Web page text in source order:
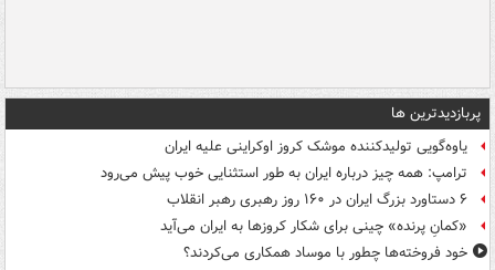
پربازدیدترین ها
یاوه‌گویی تولیدکننده موشک کروز اوکراینی علیه ایران
ترامپ: همه چیز درباره ایران به طور استثنایی خوب پیش می‌رود
۶ دستاورد بزرگ ایران در ۱۶۰ روز رهبری رهبر انقلاب
«کمانِ پرنده» چینی برای شکار کروزها به ایران می‌آید
خود فروخته‌ها چطور با موساد همکاری می‌کردند؟